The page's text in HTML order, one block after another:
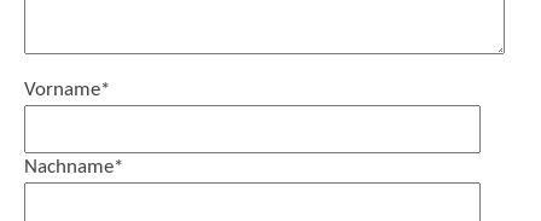
Vorname*
Nachname*